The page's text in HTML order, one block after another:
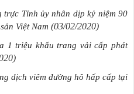
trực Tỉnh ủy nhân dịp kỷ niệm 90
Việt Nam (03/02/2020)
1 triệu khẩu trang vải cấp phát
dịch viêm đường hô hấp cấp tại